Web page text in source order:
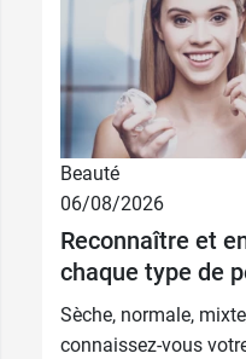
Beauté
06/08/2026
Reconnaître et
chaque type de
Sèche, normale,
connaissez-vous